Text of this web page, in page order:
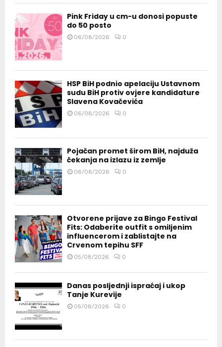
Pink Friday u cm-u donosi popuste
do 50 posto
06/08/2026 0
HSP BiH podnio apelaciju Ustavnom
sudu BiH protiv ovjere kandidature
Slavena Kovačevića
06/08/2026 0
Pojačan promet širom BiH, najduža
čekanja na izlazu iz zemlje
06/08/2026 0
Otvorene prijave za Bingo Festival
Fits: Odaberite outfit s omiljenim
influencerom i zablistajte na
Crvenom tepihu SFF
05/08/2026 0
Danas posljednji ispraćaj i ukop
Tanje Kurevije
05/08/2026 0